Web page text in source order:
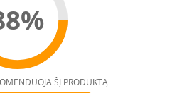
ŠĮ PRODUKTĄ